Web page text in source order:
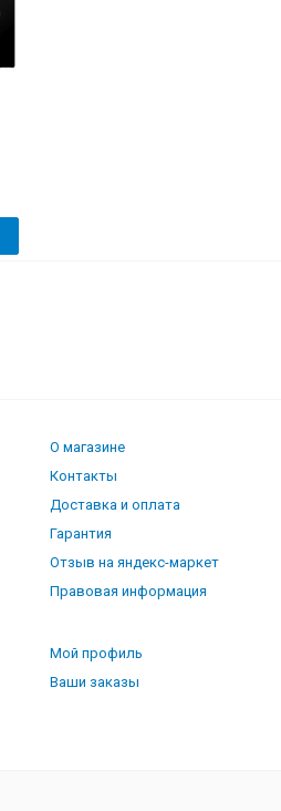
О магазине
Контакты
Доставка и оплата
Гарантия
Отзыв на яндекс-маркет
Правовая информация
Мой профиль
Ваши заказы